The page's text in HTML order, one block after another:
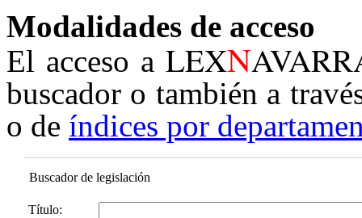
Modalidades de acceso
El acceso aLEXN
buscador o también a
o de índices por
Buscador de legislación
Título: